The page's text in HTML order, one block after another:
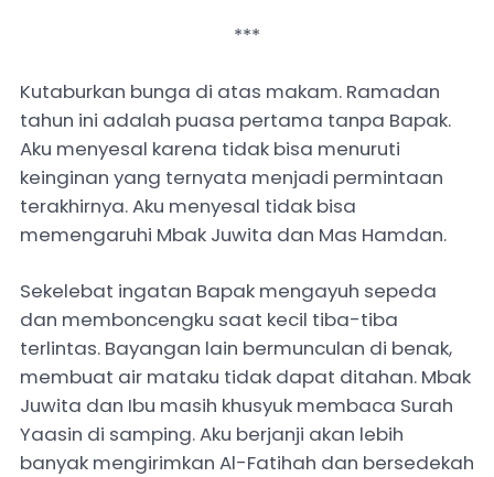
***
Kutaburkan bunga di atas makam. Ramadan
tahun ini adalah puasa pertama tanpa Bapak.
Aku menyesal karena tidak bisa menuruti
keinginan yang ternyata menjadi permintaan
terakhirnya. Aku menyesal tidak bisa
memengaruhi Mbak Juwita dan Mas Hamdan.
Sekelebat ingatan Bapak mengayuh sepeda
dan memboncengku saat kecil tiba-tiba
terlintas. Bayangan lain bermunculan di benak,
membuat air mataku tidak dapat ditahan. Mbak
Juwita dan Ibu masih khusyuk membaca Surah
Yaasin di samping. Aku berjanji akan lebih
banyak mengirimkan Al-Fatihah dan bersedekah